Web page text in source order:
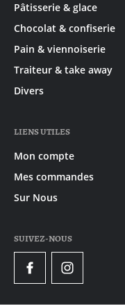
Pâtisserie & glace
Chocolat & confiserie
Pain & viennoiserie
Traiteur & take away
Divers
LIENS UTILES
Mon compte
Mes commandes
Sur Nous
SUIVEZ-NOUS
FacebookInstagram